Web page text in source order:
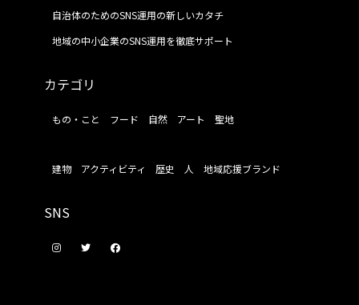
自治体のためのSNS運用の新しいカタチ
地域の中小企業のSNS運用を徹底サポート
カテゴリ
もの・こと フード 自然 アート 聖地
建物 アクティビティ 歴史 人 地域応援ブランド
SNS